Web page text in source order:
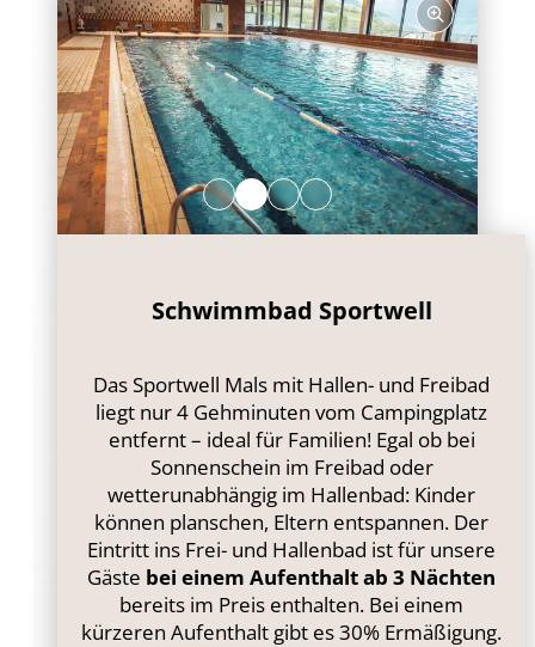
Schwimmbad Sportwell
Das Sportwell Mals mit Hallen- und Freibad
liegt nur 4 Gehminuten vom Campingplatz
entfernt – ideal für Familien! Egal ob bei
Sonnenschein im Freibad oder
wetterunabhängig im Hallenbad: Kinder
können planschen, Eltern entspannen. Der
Eintritt ins Frei- und Hallenbad ist für unsere
Gäste bei einem Aufenthalt ab 3 Nächten
bereits im Preis enthalten. Bei einem
kürzeren Aufenthalt gibt es 30% Ermäßigung.